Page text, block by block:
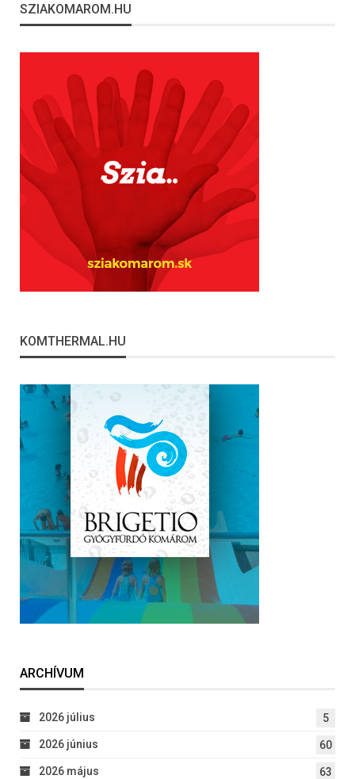
SZIAKOMAROM.HU
KOMTHERMAL.HU
ARCHÍVUM
2026 július 5
2026 június 60
2026 május 63